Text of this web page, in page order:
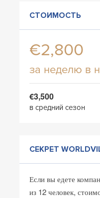
СТОИМОСТЬ
€2,800
за неделю в
€3,500
в средний сезон
СЕКРЕТ
Если вы едете
из 12 человек,